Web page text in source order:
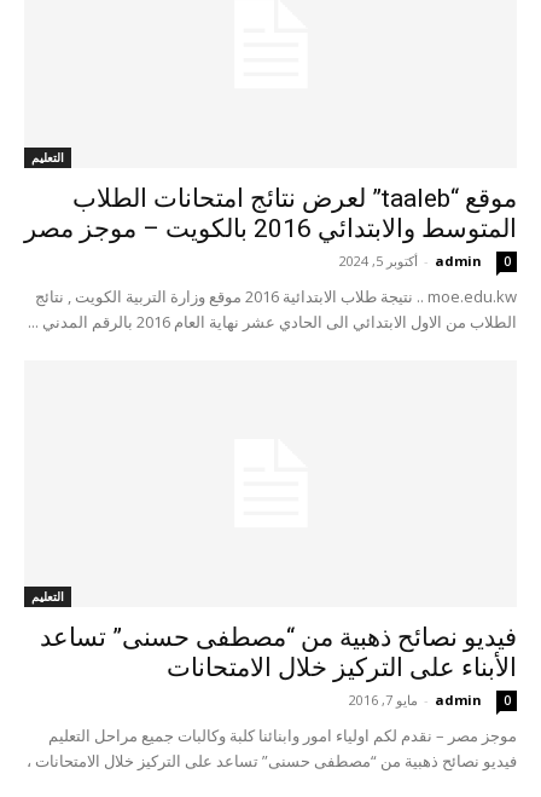
التعليم
موقع “taaleb” لعرض نتائج امتحانات الطلاب
المتوسط والابتدائي 2016 بالكويت – موجز مصر
admin
- أكتوبر 5, 2024 0
moe.edu.kw .. نتيجة طلاب الابتدائية 2016 موقع وزارة التربية الكويت , نتائج
الطلاب من الاول الابتدائي الى الحادي عشر نهاية العام 2016 بالرقم المدني ...
التعليم
فيديو نصائح ذهبية من “مصطفى حسنى” تساعد
الأبناء على التركيز خلال الامتحانات
admin
- مايو 7, 2016 0
موجز مصر – نقدم لكم اولياء امور وابنائنا كلبة وكالبات جميع مراحل التعليم
فيديو نصائح ذهبية من “مصطفى حسنى” تساعد على التركيز خلال الامتحانات ،